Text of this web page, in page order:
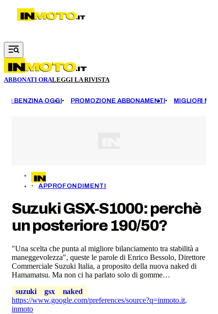
Vai al contenuto principale
ABBONATI ORALEGGI LA RIVISTA
BENZINA OGGI PROMOZIONE ABBONAMENTI MIGLIORI
APPROFONDIMENTI
Suzuki GSX-S1000: perchè
un posteriore 190/50?
"Una scelta che punta al migliore bilanciamento tra stabilità a
maneggevolezza", queste le parole di Enrico Bessolo, Direttore
Commerciale Suzuki Italia, a proposito della nuova naked di
Hamamatsu. Ma non ci ha parlato solo di gomme…
suzuki
gsx
naked
https://www.google.com/preferences/source?q=inmoto.it,
inmoto